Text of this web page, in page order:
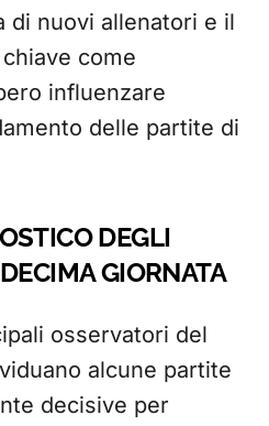
di nuovi allenatori e il
come
influenzare
delle partite di
DEGLI
GIORNATA
osservatori del
alcune partite
decisive per